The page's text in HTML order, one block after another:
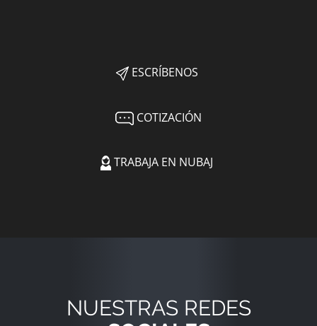
ESCRÍBENOS
COTIZACIÓN
TRABAJA EN NUBAJ
NUESTRAS REDES